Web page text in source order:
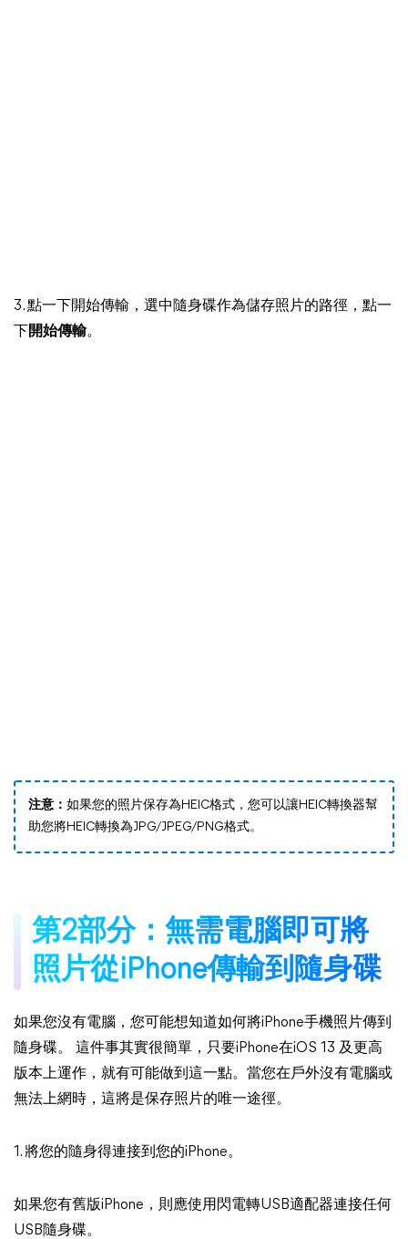
3. 點一下開始傳輸，選中隨身碟作為儲存照片的路徑，點一
下 開始傳輸。
注意： 如果您的照片保存為HEIC格式，您可以讓HEIC轉換器幫
助您將HEIC轉換為JPG/JPEG/PNG格式。
第2部分：無需電腦即可將
照片從iPhone傳輸到隨身碟
如果您沒有電腦，您可能想知道如何將iPhone手機照片傳到
隨身碟。 這件事其實很簡單，只要iPhone在iOS 13 及更高
版本上運作，就有可能做到這一點。當您在戶外沒有電腦或
無法上網時，這將是保存照片的唯一途徑。
1. 將您的隨身得連接到您的iPhone。
如果您有舊版iPhone，則應使用閃電轉USB適配器連接任何
USB隨身碟。